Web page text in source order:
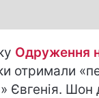
Одруження
отримали
Євгенія.